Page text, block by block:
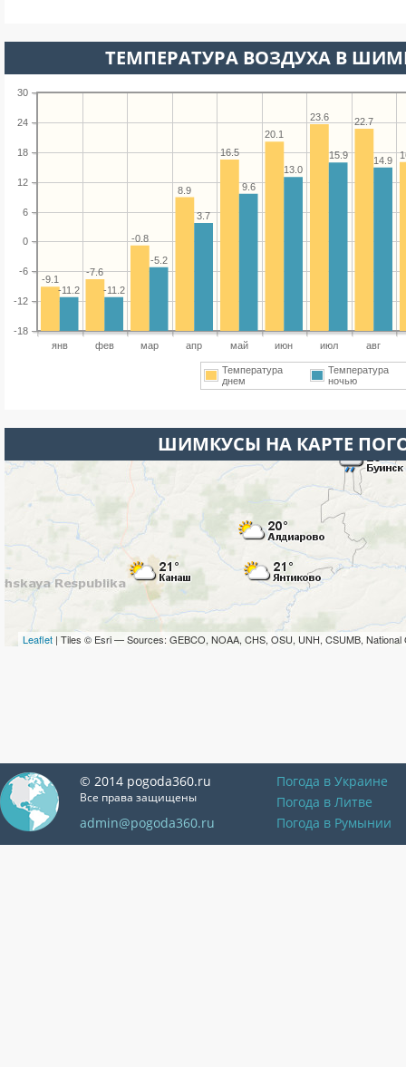
ТЕМПЕРАТУРА ВОЗДУХА В
янв фев мар апр май июн июл авг
-18
-12
-6
0
6
12
18
24
30
22.7
23.6
20.1
16.5
8.9
-0.8
-7.6
-9.1
14.9
15.9
13.0
9.6
3.7
-5.2
-11.2
-11.2
Температура
днем
Температура
ночью
ШИМКУСЫ НА КАРТЕ
Leaflet | Tiles © Esri — Sources: GEBCO, NOAA, CHS, OSU, UNH, CSUMB, National
© 2014 pogoda360.ru
Все права защищены
admin@pogoda360.ru
Погода в Украине
Погода в Литве
Погода в Румынии